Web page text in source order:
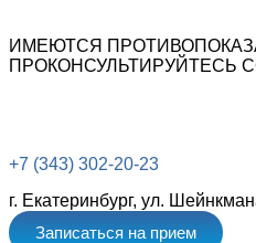
ИМЕЮТСЯ
ПРОКОНСУЛЬТИРУЙТЕСЬ
+7 (343) 302-20-23
г. Екатеринбург, ул.
Записаться на прием